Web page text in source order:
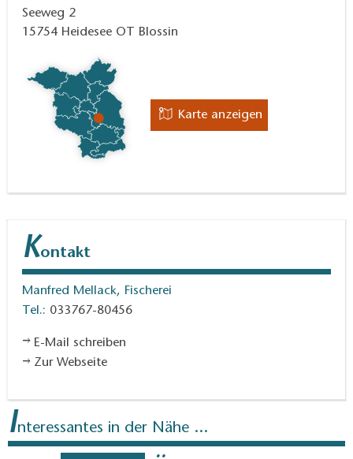
Seeweg 2
15754 Heidesee OT Blossin
Karte anzeigen
Kontakt
Manfred Mellack, Fischerei
Tel.: 033767-80456
E-Mail schreiben
Zur Webseite
Interessantes in der Nähe ...